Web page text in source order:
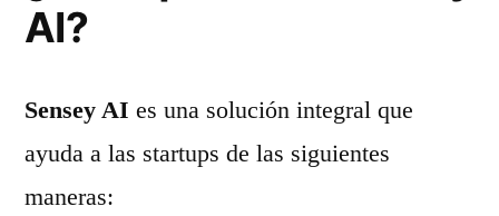
AI?
Sensey AI es una solución integral que
ayuda a las startups de las siguientes
maneras: